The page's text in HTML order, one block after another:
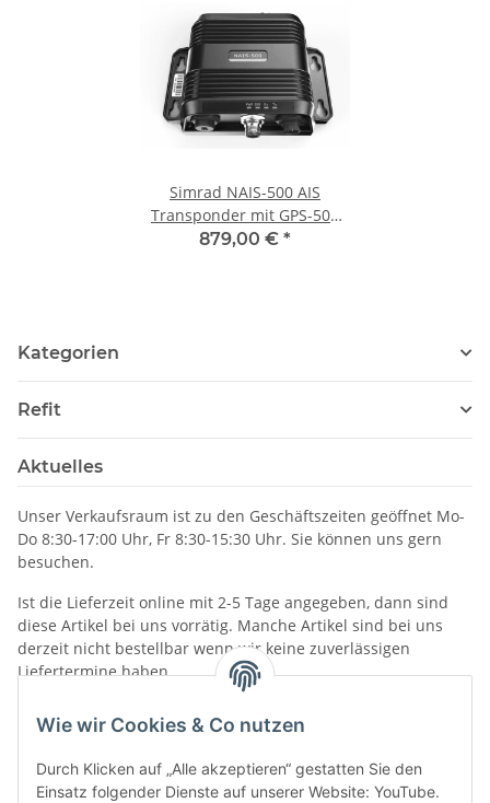
Wie wir Cookies & Co nutzen
Durch Klicken auf „Alle akzeptieren“ gestatten Sie den
Einsatz folgender Dienste auf unserer Website: YouTube.
Simrad NAIS-500 AIS
Transponder mit GPS-500
Antenne 000-13609-001
879,00 € *
Kategorien
Refit
Aktuelles
Unser Verkaufsraum ist zu den Geschäftszeiten geöffnet Mo-
Do 8:30-17:00 Uhr, Fr 8:30-15:30 Uhr. Sie können uns gern
besuchen.
Ist die Lieferzeit online mit 2-5 Tage angegeben, dann sind
diese Artikel bei uns vorrätig. Manche Artikel sind bei uns
derzeit nicht bestellbar wenn wir keine zuverlässigen
Liefertermine haben.